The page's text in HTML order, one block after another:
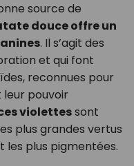
source de
douce offre un
. Il s’agit des
et qui font
reconnues pour
pouvoir
violettessont
plus grandes vertus
les plus pigmentées.